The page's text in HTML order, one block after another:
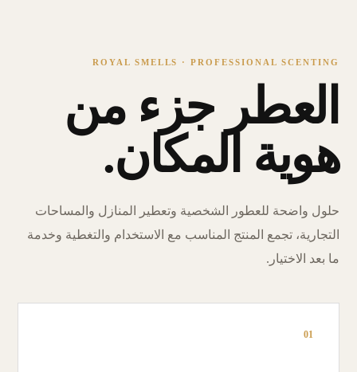
ROYAL SMELLS · PROFESSIONAL SCENTING
العطر جزء من
هوية المكان.
حلول واضحة للعطور الشخصية وتعطير المنازل والمساحات
التجارية، تجمع المنتج المناسب مع الاستخدام والتغطية وخدمة
ما بعد الاختيار.
01